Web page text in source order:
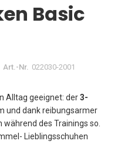
Basic
Art.-Nr. 022030-2001
Alltag geeignet: der3-
und dank reibungsarmer
des Trainings so.
Lieblingsschuhen